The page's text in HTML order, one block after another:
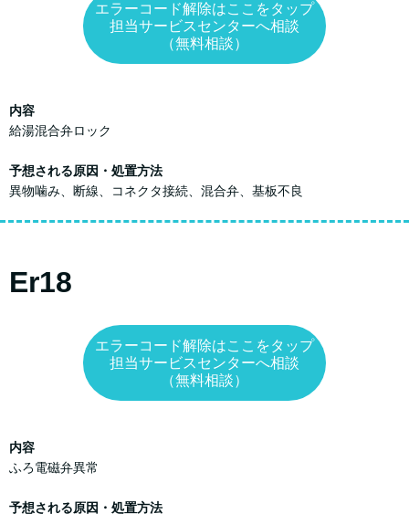
エラーコード解除はここをタップ
担当サービスセンターへ相談
（無料相談）
内容
給湯混合弁ロック
予想される原因・処置方法
異物噛み、断線、コネクタ接続、混合弁、基板不良
Er18
エラーコード解除はここをタップ
担当サービスセンターへ相談
（無料相談）
内容
ふろ電磁弁異常
予想される原因・処置方法